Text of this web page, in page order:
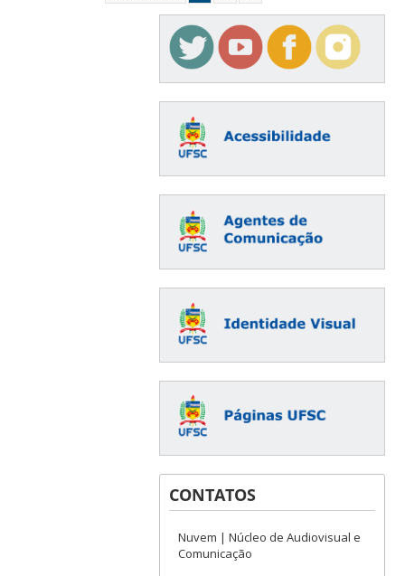
CONTATOS
Nuvem | Núcleo de Audiovisual e
Comunicação